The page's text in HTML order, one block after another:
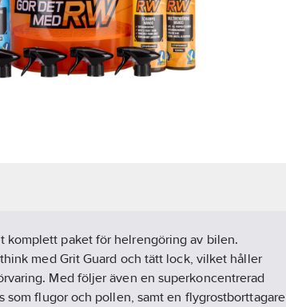
komplett paket för helrengöring av bilen.
med Grit Guard och tätt lock, vilket håller
Med följer även en superkoncentrerad
som flugor och pollen, samt en flygrostborttagare